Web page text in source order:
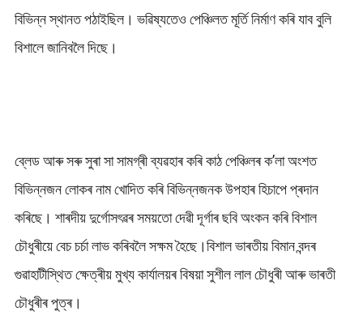
বিভিন্ন স্থানত পঠাইছিল। ভৱিষ্যতেও পেঞ্চিলত মূৰ্তি নিৰ্মাণ কৰি যাব বুলি
বিশালে জানিবলৈ দিছে।
ব্লেড আৰু সৰু সুৰা সা সামগ্ৰী ব্যৱহাৰ কৰি কাঠ পেঞ্চিলৰ ক’লা অংশত
বিভিন্নজন লোকৰ নাম খোদিত কৰি বিভিন্নজনক উপহাৰ হিচাপে প্ৰদান
কৰিছে। শাৰদীয় দুৰ্গোসৎৱৰ সময়তো দেৱী দূৰ্গাৰ ছবি অংকন কৰি বিশাল
চৌধুৰীয়ে বেচ চৰ্চা লাভ কৰিবলৈ সক্ষম হৈছে।বিশাল ভাৰতীয় বিমান বন্দৰ
গুৱাহাটীস্থিত ক্ষেত্ৰীয় মুখ্য কাৰ্যালয়ৰ বিষয়া সুশীল লাল চৌধুৰী আৰু ভাৰতী
চৌধুৰীৰ পুত্ৰ।